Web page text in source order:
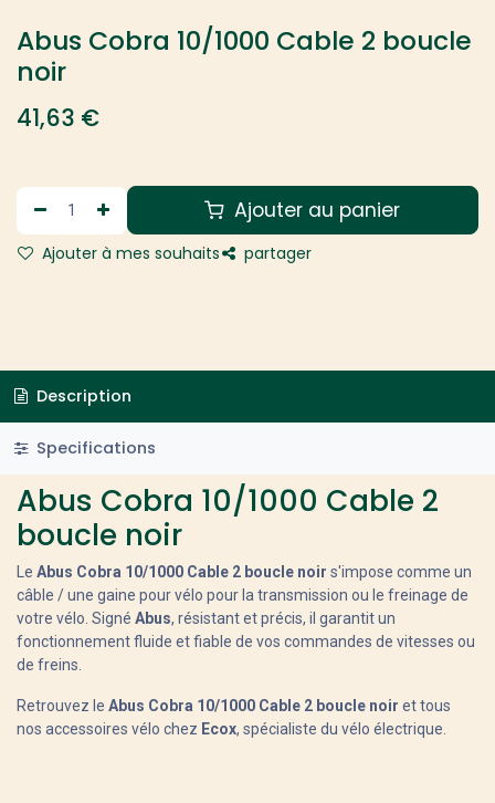
Abus Cobra 10/1000 Cable 2 boucle
noir
41,63 €
Ajouter au panier
Ajouter à mes souhaits partager
Description
Specifications
Abus Cobra 10/1000 Cable 2
boucle noir
Le Abus Cobra 10/1000 Cable 2 boucle noir s'impose comme un
câble / une gaine pour vélo pour la transmission ou le freinage de
votre vélo. Signé Abus, résistant et précis, il garantit un
fonctionnement fluide et fiable de vos commandes de vitesses ou
de freins.
Retrouvez le Abus Cobra 10/1000 Cable 2 boucle noir et tous
nos accessoires vélo chez Ecox, spécialiste du vélo électrique.